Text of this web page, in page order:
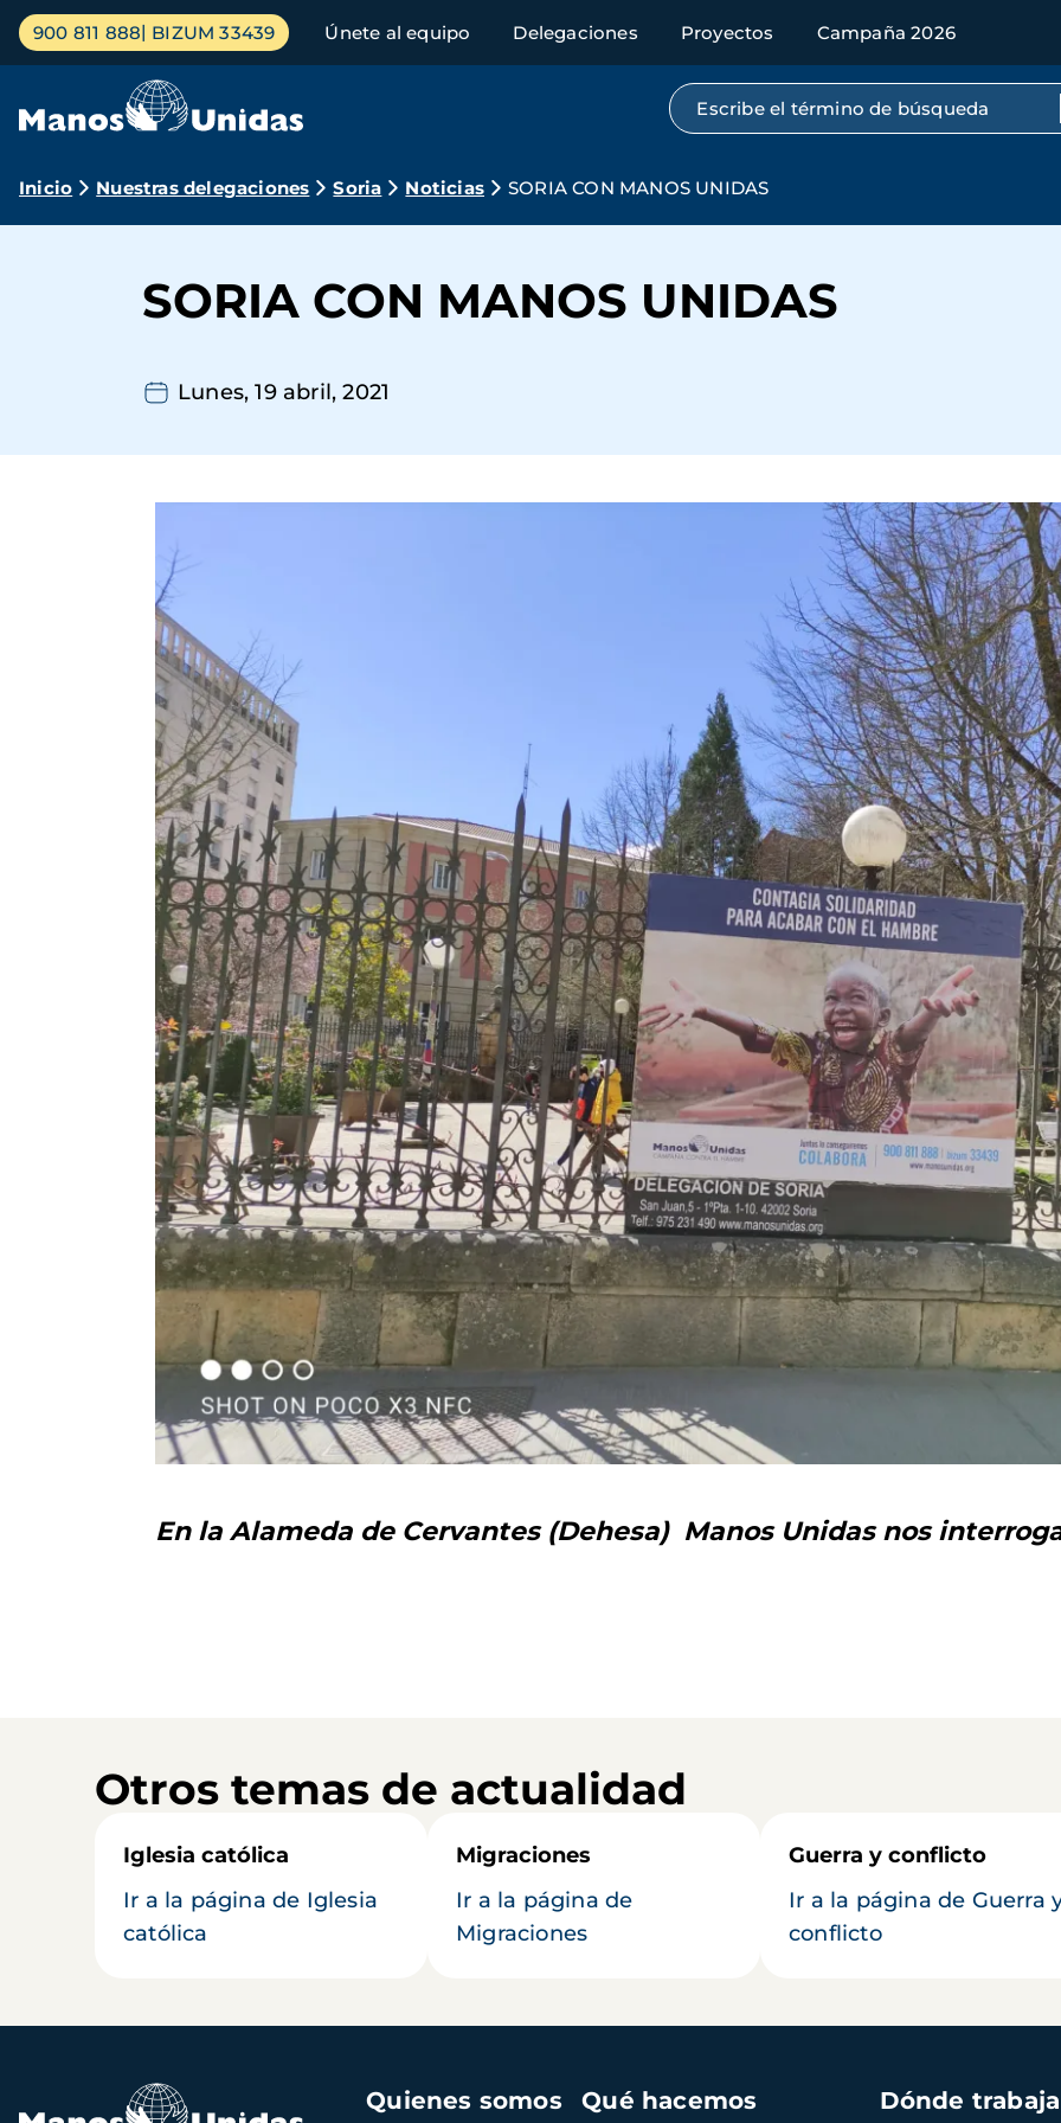
Pasar
contenido
Menú
principal
900 811 888 BIZUM 33439 Únete al equipo Delegaciones Proyectos Campaña 2026
Búsqueda por texto completo
Ruta
navegación
Inicio Nuestras delegaciones Soria Noticias SORIA CON MANOS UNIDAS
SORIA CON MANOS UNIDAS
Lunes, 19 abril, 2021
En la Alameda de Cervantes (Dehesa) Manos Unidas nos
Otros temas de actualidad
Iglesia católica
Ir a la página de Iglesia
católica
Migraciones
Ir a la página de
Migraciones
Guerra y conflicto
Ir a la página de Guerra
conflicto
Navegación
principal
Quienes somos Qué hacemos Dónde